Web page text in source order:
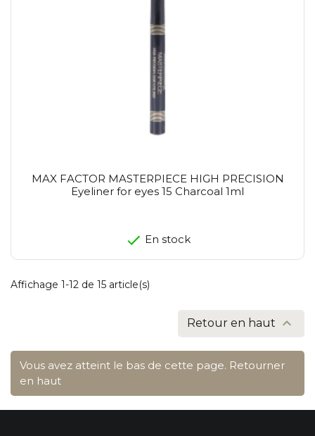
MAX FACTOR MASTERPIECE HIGH PRECISION
Eyeliner for eyes 15 Charcoal 1ml
En stock
Affichage 1-12 de 15 article(s)
Retour en haut 
Vous avez atteint le bas de cette page. Retourner
en haut